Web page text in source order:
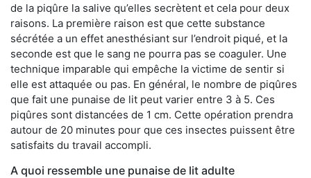
de la piqûre la salive qu’elles secrètent et cela pour deux
raisons. La première raison est que cette substance
sécrétée a un effet anesthésiant sur l’endroit piqué, et la
seconde est que le sang ne pourra pas se coaguler. Une
technique imparable qui empêche la victime de sentir si
elle est attaquée ou pas. En général, le nombre de piqûres
que fait une punaise de lit peut varier entre 3 à 5. Ces
piqûres sont distancées de 1 cm. Cette opération prendra
autour de 20 minutes pour que ces insectes puissent être
satisfaits du travail accompli.
A quoi ressemble une punaise de lit adulte